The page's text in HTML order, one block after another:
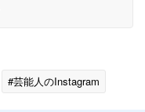
#芸能人のInstagram